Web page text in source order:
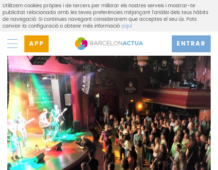
Utilitzem cookies pròpies i de tercers per millorar els nostres serveis i mostrar-te
publicitat relacionada amb les teves preferències mitjançant l'anàlisi dels teus hàbits
de navegació. Si continues navegant considerarem que acceptes el seu ús. Pots
canviar la configuració o obtenir més informacióaquí
APP ENTRAR